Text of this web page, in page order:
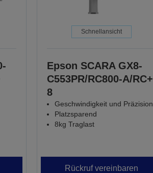
Schnellansicht
Epson SCARA GX8-
C553PR/RC800-A/RC+
8
Geschwindigkeit und Präzision
Platzsparend
8kg Traglast
Rückruf vereinbaren